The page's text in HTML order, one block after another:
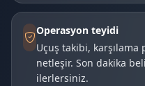
Operasyon teyidi
Uçuş takibi, karşılama
netleşir. Son dakika
ilerlersiniz.